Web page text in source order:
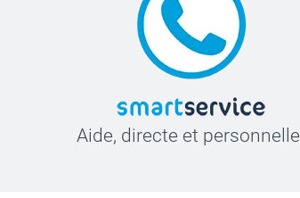
Aide, directe et personnelle